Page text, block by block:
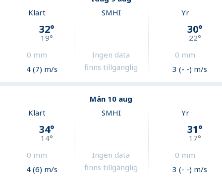
Klart
32°
19°
0 mm
4 (7) m/s
SMHI
Ingen data
finns tillgänglig
Yr
30°
22°
0 mm
3 (- -) m/s
Mån 10 aug
Klart
34°
14°
0 mm
4 (6) m/s
SMHI
Ingen data
finns tillgänglig
Yr
31°
17°
0 mm
3 (- -) m/s